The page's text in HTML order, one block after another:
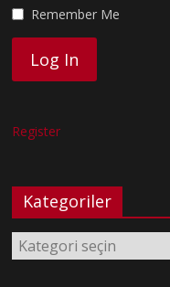
Remember Me
Register
Kategoriler
Kategoriler